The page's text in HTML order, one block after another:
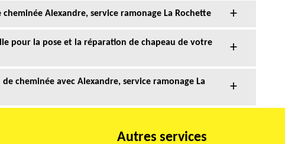
Alexandre, service ramonage La Rochette
pour la pose et la réparation de chapeau de votre
cheminée avec Alexandre, service ramonage La
Autres services